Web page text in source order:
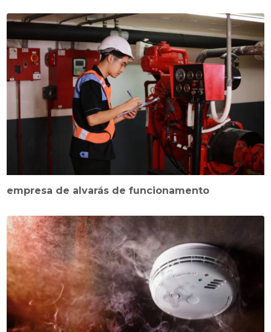
empresa de alvarás de funcionamento